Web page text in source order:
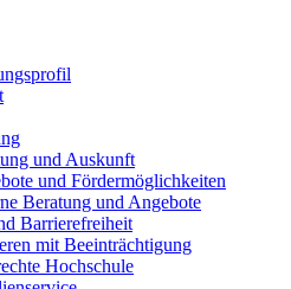
und Auskunft
und Fördermöglichkeiten
Beratung und Angebote
Barrierefreiheit
mit Beeinträchtigung
Hochschule